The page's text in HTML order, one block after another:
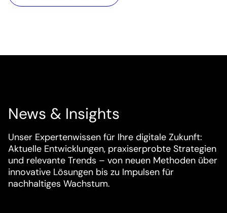
News & Insights
Unser Expertenwissen für Ihre digitale Zukunft:
Aktuelle Entwicklungen, praxiserprobte Strategien
und relevante Trends – von neuen Methoden über
innovative Lösungen bis zu Impulsen für
nachhaltiges Wachstum.